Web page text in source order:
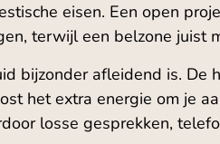
eisen. Een open
terwijl een belzone juist
bijzonder afleidend is. De
het extra energie om je
losse gesprekken,